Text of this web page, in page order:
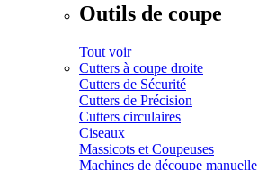
Outils de coupe
Tout voir
Cutters à coupe droite
Cutters de Sécurité
Cutters de Précision
Cutters circulaires
Ciseaux
Massicots et Coupeuses
Machines de découpe manuelle